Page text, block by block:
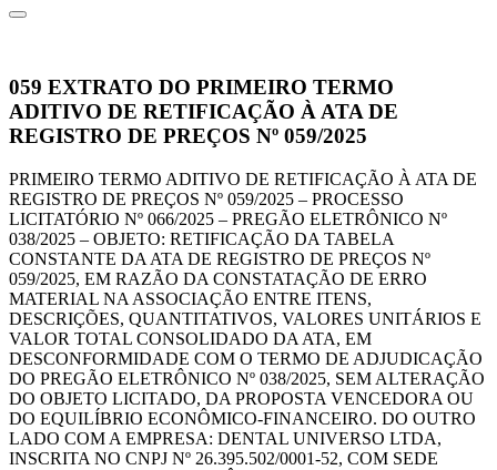
059 EXTRATO DO PRIMEIRO TERMO
ADITIVO DE RETIFICAÇÃO À ATA DE
REGISTRO DE PREÇOS Nº 059/2025
PRIMEIRO TERMO ADITIVO DE RETIFICAÇÃO À ATA DE
REGISTRO DE PREÇOS Nº 059/2025 – PROCESSO
LICITATÓRIO Nº 066/2025 – PREGÃO ELETRÔNICO Nº
038/2025 – OBJETO: RETIFICAÇÃO DA TABELA
CONSTANTE DA ATA DE REGISTRO DE PREÇOS Nº
059/2025, EM RAZÃO DA CONSTATAÇÃO DE ERRO
MATERIAL NA ASSOCIAÇÃO ENTRE ITENS,
DESCRIÇÕES, QUANTITATIVOS, VALORES UNITÁRIOS E
VALOR TOTAL CONSOLIDADO DA ATA, EM
DESCONFORMIDADE COM O TERMO DE ADJUDICAÇÃO
DO PREGÃO ELETRÔNICO Nº 038/2025, SEM ALTERAÇÃO
DO OBJETO LICITADO, DA PROPOSTA VENCEDORA OU
DO EQUILÍBRIO ECONÔMICO-FINANCEIRO. DO OUTRO
LADO COM A EMPRESA: DENTAL UNIVERSO LTDA,
INSCRITA NO CNPJ Nº 26.395.502/0001-52, COM SEDE